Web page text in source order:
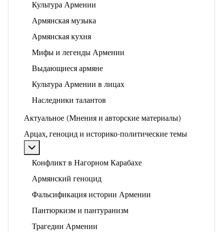
Культура Армении
Армянская музыка
Армянская кухня
Мифы и легенды Армении
Выдающиеся армяне
Культура Армении в лицах
Наследники талантов
Актуальное (Мнения и авторские материалы)
Арцах, геноцид и историко-политические темы
Конфликт в Нагорном Карабахе
Армянский геноцид
Фальсификация истории Армении
Пантюркизм и пантуранизм
Трагедии Армении